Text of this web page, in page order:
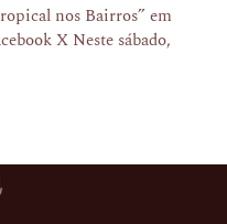
nos Bairros” em
X Neste sábado,